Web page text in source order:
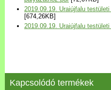
Bezerédj Amália Óvoda
2019.09.19. Uraiújfalu
[674,26KB]
2019.09.19. Uraiújfalu
Kapcsolódó termékek